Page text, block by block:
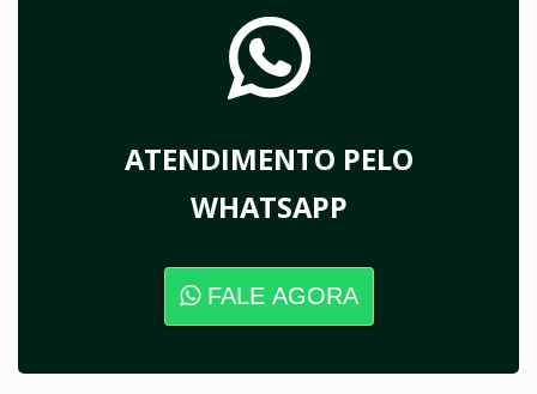
ATENDIMENTO PELO
WHATSAPP
FALE AGORA